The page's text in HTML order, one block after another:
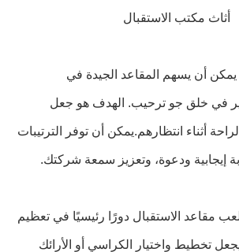
أثاث مكتب الاستقبال
يمكن أن يسهم المقاعد الجيدة في
في خلق جو ترحيب. الهدف هو جعل
أثناء انتظارهم.يمكن أن توفر الترتيبات
إيجابية ودعوة، وتعزيز سمعة شركتك.
مقاعد الاستقبال دورًا رئيسيًا في تعظيم
تخطيط واختيار الكراسي أو الأرائك